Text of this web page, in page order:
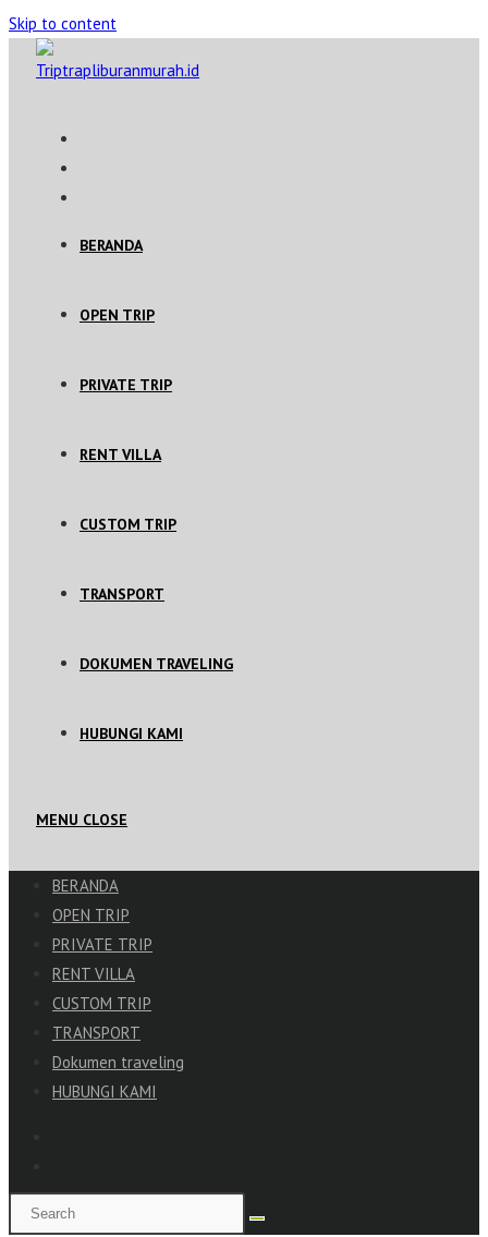
Skip to content
BERANDA
OPEN TRIP
PRIVATE TRIP
RENT VILLA
CUSTOM TRIP
TRANSPORT
DOKUMEN TRAVELING
HUBUNGI KAMI
MENU CLOSE
BERANDA
OPEN TRIP
PRIVATE TRIP
RENT VILLA
CUSTOM TRIP
TRANSPORT
Dokumen traveling
HUBUNGI KAMI